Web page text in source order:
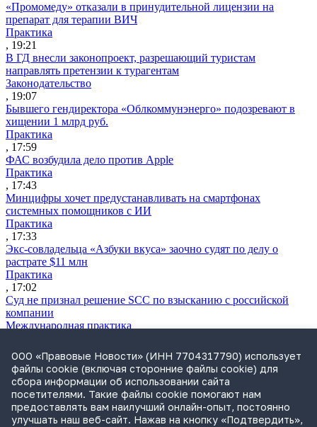
«Промомеду» отказали в принудительной лицензии на
препарат для терапии ВИЧ
Практика
, 19:21
В ГД внесли законопроект, разрешающий туристам
направлять претензии к турагентам
Законодательство
, 19:07
Бывшего гендиректора «Облкоммунэнерго» подозревают в
хищении 1 млрд руб.
Практика
, 17:59
ФАС возбудила дело против Apple
Практика
, 17:43
Минцифры хочет предустанавливать на смартфонах
системных помощников с ИИ
Практика
, 17:33
Экс-совладельца «Азбуки вкуса» заочно судят по делу о
растрате $11 млн
Практика
, 17:02
Суд не признал решение SCC по взысканию с российской
компании
Международная практика
Дроны могут начать применять для фиксации нарушений
ПДД
Практика
, 15:41
Бывшего сенатора Сабадаша приговорили к 12 годам по делу
о хищении
ООО «Правовые Новости» (ИНН 7704317790) использует
файлы cookie (включая сторонние файлы cookie) для
сбора информации об использовании сайта
посетителями. Такие файлы cookie помогают нам
предоставлять вам наилучший онлайн-опыт, постоянно
улучшать наш веб-сайт. Нажав на кнопку «Подтвердить»,